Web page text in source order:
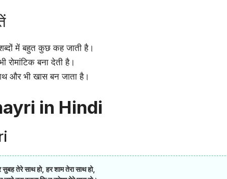
में बहुत कुछ कह जाती है।
रोमांटिक बना देती है।
और भी खास बन जाता है।
in Hindi
सुबह तेरे साथ हो, हर शाम तेरा साथ हो,